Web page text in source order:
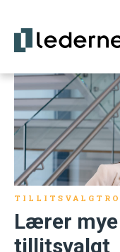
Lærer
tillitsvalgt